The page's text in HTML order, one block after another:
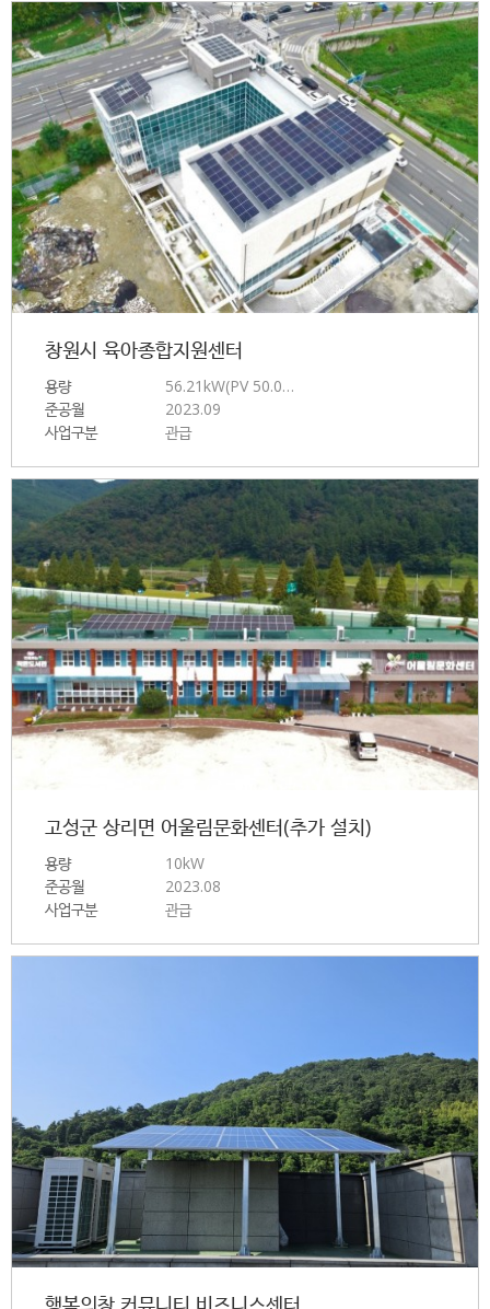
창원시 육아종합지원센터
용량
56.21kW(PV 50.0…
준공월
2023.09
사업구분
관급
고성군 상리면 어울림문화센터(추가 설치)
용량
10kW
준공월
2023.08
사업구분
관급
행복의창 커뮤니티 비즈니스센터